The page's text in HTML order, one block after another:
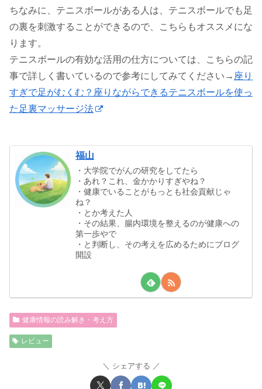
ちなみに、テニスボールがある人は、テニスボールでも足
の裏を刺激することができるので、こちらもオススメにな
ります。
テニスボールの有効な活用の仕方については、こちらの記
事で詳しく書いているので参考にしてみてください→ 座り
すぎで足がむくむ？座りながらできるテニスボールを使っ
た足裏マッサージ法
福山
・大学院でがんの研究をしてたら
・あれ？これ、金かかりすぎやね？
・健康でいることがもっとも社会貢献じゃ
ね？
・とか考えた人
・その結果、腸内環境を整えるのが健康への
第一歩やで
・と判断し、その考えを広めるためにブログ
開設
健康情報の読み解き・考え方
レビュー
シェアする